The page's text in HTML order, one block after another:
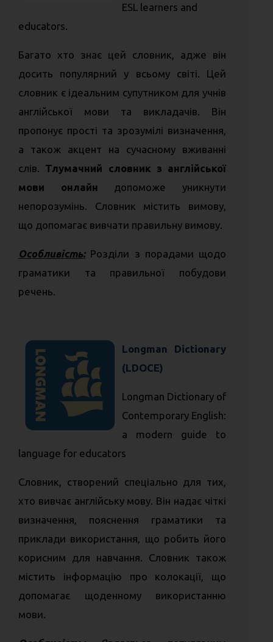
ESL learners and
educators.
Багато хто знає цей словник, адже він
досить популярний у всьому світі. Цей
словник є ідеальним супутником для учнів
англійської мови та викладачів. Він
пропонує прості та зрозумілі визначення,
а також акцент на сучасному вживанні
слів. Тлумачний словник з англійської
мови
онлайн допоможе уникнути
непорозумінь. Словник містить вимову,
що допомагає вивчати правильну вимову.
Особливість:Розділи з порадами щодо
граматики та правильної побудови
речень.
Longman Dictionary
(LDOCE)
Longman Dictionary of
Contemporary English:
a modern guide to
language for educators
Словник, створений спеціально для тих,
хто вивчає англійську мову. Він надає чіткі
визначення, пояснення граматики та
приклади використання, що робить його
корисним для навчання. Словник також
містить інформацію про колокації, що
допомагає щоденному використанню
мови.